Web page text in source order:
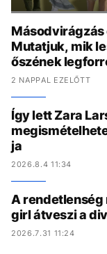
Mutatjuk, mik
őszének
2 NAPPAL EZELŐTT
Így lett Zara
ja
2026.8.4 11:34
A rendetlenség
girl átveszi a
2026.7.31 11:24